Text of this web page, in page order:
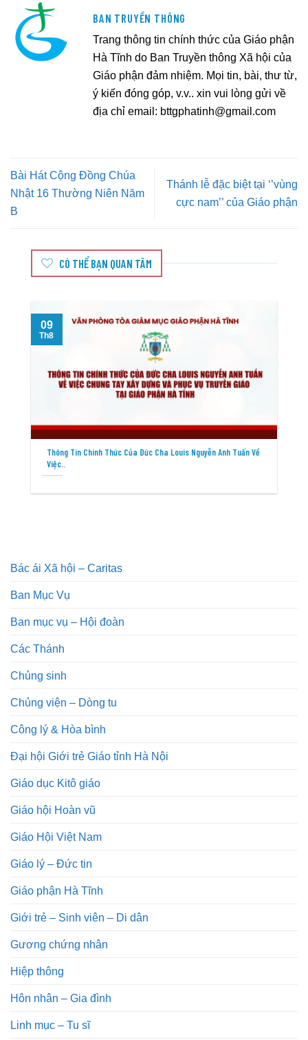
BAN TRUYỀN THÔNG
Trang thông tin chính thức của Giáo phận
Hà Tĩnh do Ban Truyền thông Xã hội của
Giáo phận đảm nhiệm. Mọi tin, bài, thư từ,
ý kiến đóng góp, v.v.. xin vui lòng gửi về
địa chỉ email: bttgphatinh@gmail.com
Bài Hát Cộng Đồng Chúa
Nhật 16 Thường Niên Năm
B
Thánh lễ đặc biệt tại ‘’vùng
cực nam’’ của Giáo phận
CÓ THỂ BẠN QUAN TÂM
Thông Tin Chính Thức Của Đức Cha Louis Nguyễn Anh Tuấn Về
Việc..
09
Th8
Bác ái Xã hội – Caritas
Ban Mục Vụ
Ban mục vụ – Hội đoàn
Các Thánh
Chủng sinh
Chủng viện – Dòng tu
Công lý & Hòa bình
Đại hội Giới trẻ Giáo tỉnh Hà Nội
Giáo dục Kitô giáo
Giáo hội Hoàn vũ
Giáo Hội Việt Nam
Giáo lý – Đức tin
Giáo phận Hà Tĩnh
Giới trẻ – Sinh viên – Di dân
Gương chứng nhân
Hiệp thông
Hôn nhân – Gia đình
Linh mục – Tu sĩ